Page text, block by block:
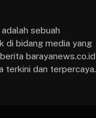
sebuah
di bidang media yang
barayanews.co.id
terkini dan terpercaya.